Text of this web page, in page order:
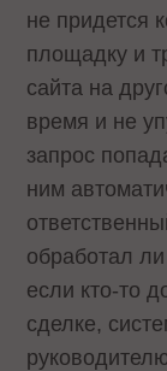
не придется
площадку и
сайта на
время и не
запрос
ним
обработал
если кто-то
сделке,